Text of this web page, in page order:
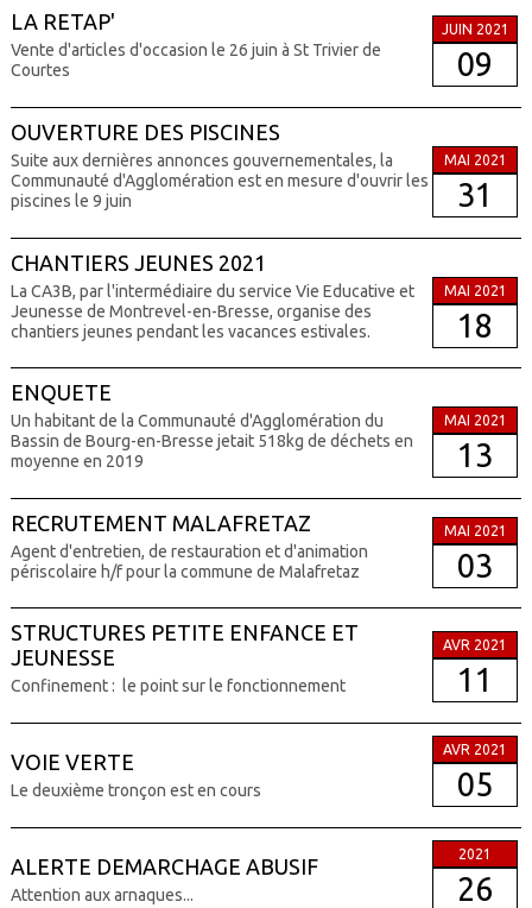
LA RETAP'
Vente d'articles d'occasion le 26 juin à St Trivier de
Courtes
JUIN 2021
09
OUVERTURE DES PISCINES
Suite aux dernières annonces gouvernementales, la
Communauté d'Agglomération est en mesure d'ouvrir les
piscines le 9 juin
MAI 2021
31
CHANTIERS JEUNES 2021
La CA3B, par l'intermédiaire du service Vie Educative et
Jeunesse de Montrevel-en-Bresse, organise des
chantiers jeunes pendant les vacances estivales.
MAI 2021
18
ENQUETE
Un habitant de la Communauté d'Agglomération du
Bassin de Bourg-en-Bresse jetait 518kg de déchets en
moyenne en 2019
MAI 2021
13
RECRUTEMENT MALAFRETAZ
Agent d'entretien, de restauration et d'animation
périscolaire h/f pour la commune de Malafretaz
MAI 2021
03
STRUCTURES PETITE ENFANCE ET
JEUNESSE
Confinement : le point sur le fonctionnement
AVR 2021
11
VOIE VERTE
Le deuxième tronçon est en cours
AVR 2021
05
ALERTE DEMARCHAGE ABUSIF
Attention aux arnaques...
2021
26